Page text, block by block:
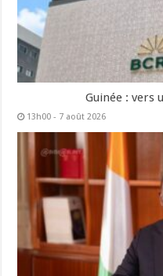
Guinée : vers
13h00 - 7 août 2026